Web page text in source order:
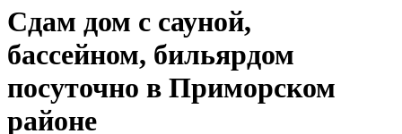
Сдам дом с сауной,
бассейном, бильярдом
посуточно в Приморском
районе